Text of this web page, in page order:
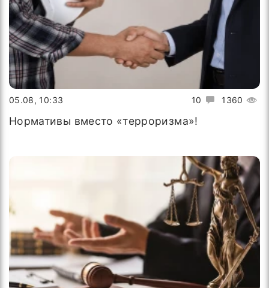
10 1360
05.08, 10:33
Нормативы вместо «терроризма»!